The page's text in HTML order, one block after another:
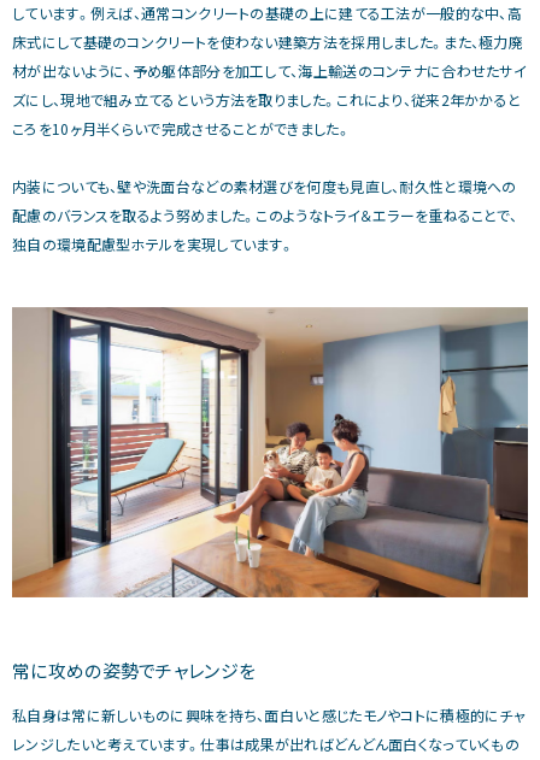
しています。例えば、通常コンクリートの基礎の上に建てる工法が一般的な中、高
床式にして基礎のコンクリートを使わない建築方法を採用しました。また、極力廃
材が出ないように、予め躯体部分を加工して、海上輸送のコンテナに合わせたサイ
ズにし、現地で組み立てるという方法を取りました。これにより、従来2年かかると
ころを10ヶ月半くらいで完成させることができました。
内装についても、壁や洗面台などの素材選びを何度も見直し、耐久性と環境への
配慮のバランスを取るよう努めました。このようなトライ＆エラーを重ねることで、
独自の環境配慮型ホテルを実現しています。
常に攻めの姿勢でチャレンジを
私自身は常に新しいものに興味を持ち、面白いと感じたモノやコトに積極的にチャ
レンジしたいと考えています。仕事は成果が出ればどんどん面白くなっていくもの